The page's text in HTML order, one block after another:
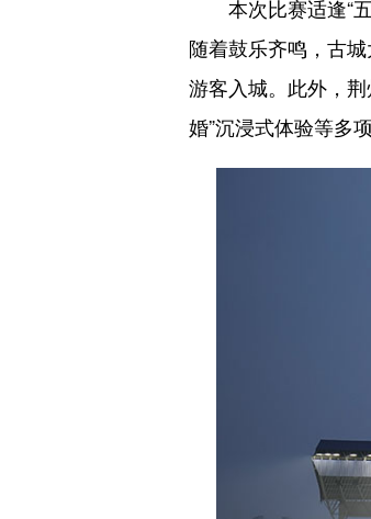
本次比赛适逢“五
随着鼓乐齐鸣，古
游客入城。此外，
婚”沉浸式体验等多